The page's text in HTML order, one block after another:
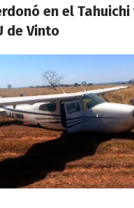
en el
de Vinto